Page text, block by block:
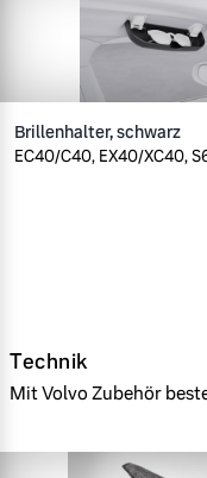
Brillenhalter, schwarz
EC40/C40, EX40/XC40,
Technik
Mit Volvo Zubehör